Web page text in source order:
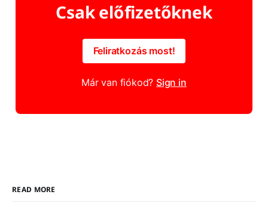
Csak előfizetőknek
Feliratkozás most!
Már van fiókod? Sign in
READ MORE